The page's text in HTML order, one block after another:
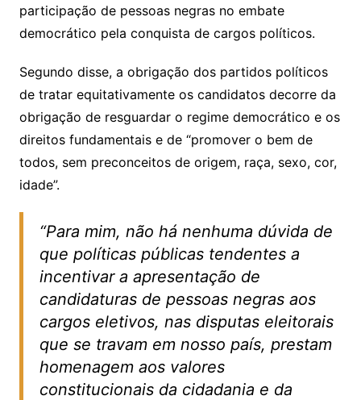
participação de pessoas negras no embate
democrático pela conquista de cargos políticos.
Segundo disse, a obrigação dos partidos políticos
de tratar equitativamente os candidatos decorre da
obrigação de resguardar o regime democrático e os
direitos fundamentais e de “promover o bem de
todos, sem preconceitos de origem, raça, sexo, cor,
idade”.
“Para mim, não há nenhuma dúvida de
que políticas públicas tendentes a
incentivar a apresentação de
candidaturas de pessoas negras aos
cargos eletivos, nas disputas eleitorais
que se travam em nosso país, prestam
homenagem aos valores
constitucionais da cidadania e da